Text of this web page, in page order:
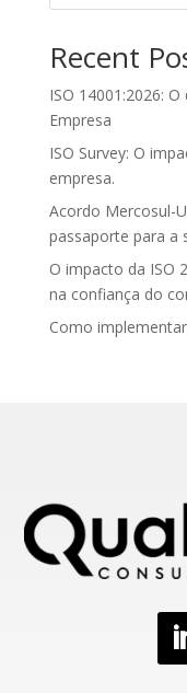
Recent
ISO 14001:2026:
Empresa
ISO Survey: O
empresa.
Acordo Mercosul-
passaporte para a
O impacto da ISO
na confiança do
Como